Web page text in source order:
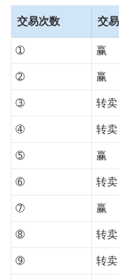
交易次数 交
➀ 赢
➁ 赢
➂ 转卖
➃ 转卖
➄ 赢
➅ 转卖
➆ 赢
➇ 转卖
➈ 转卖